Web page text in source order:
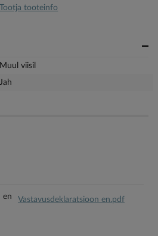
Tootja tooteinfo
Muul viisil
Jah
Vastavusdeklaratsioon en.pdf